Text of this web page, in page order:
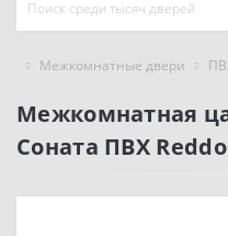
Межкомнатные двери
Межкомнатная
Соната ПВХ